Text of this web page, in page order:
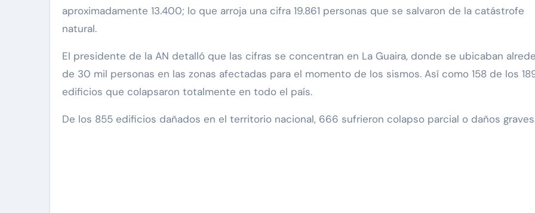
aproximadamente 13.400; lo que arroja una cifra 19.861 personas que se salvaron de la catástrofe
natural.
El presidente de la AN detalló que las cifras se concentran en La Guaira, donde se ubicaban
de 30 mil personas en las zonas afectadas para el momento de los sismos. Así como 158 de los
edificios que colapsaron totalmente en todo el país.
De los 855 edificios dañados en el territorio nacional, 666 sufrieron colapso parcial o daños